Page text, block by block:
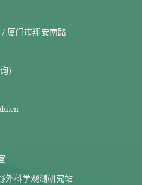
厦门市翔安南路
)
外科学观测研究站